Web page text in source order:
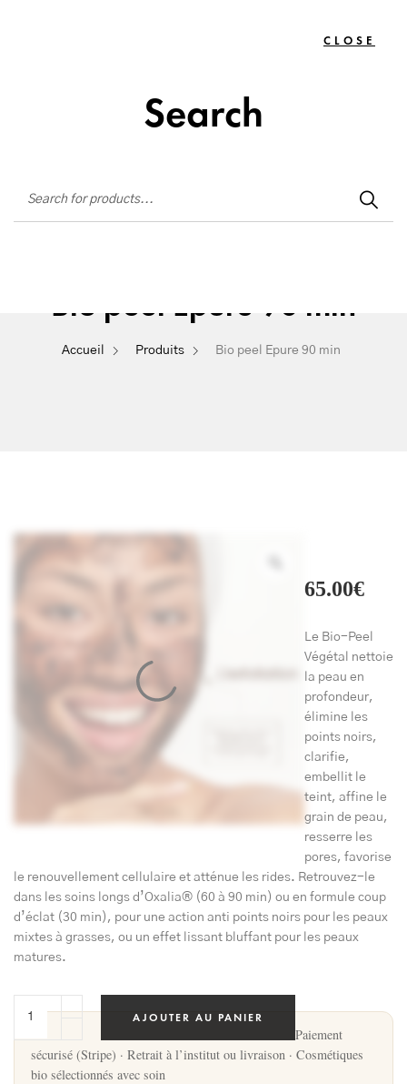
Search
CLOSE
Bio peel Epure 90 min
Accueil Produits Bio peel Epure 90 min
65.00€
Le Bio-Peel
Végétal nettoie
la peau en
profondeur,
élimine les
points noirs,
clarifie,
embellit le
teint, affine le
grain de peau,
resserre les
pores, favorise
le renouvellement cellulaire et atténue les rides. Retrouvez-le
dans les soins longs d’Oxalia® (60 à 90 min) ou en formule coup
d’éclat (30 min), pour une action anti points noirs pour les peaux
mixtes à grasses, ou un effet lissant bluffant pour les peaux
matures.
AJOUTER AU PANIER
Paiement
sécurisé (Stripe) · Retrait à l’institut ou livraison · Cosmétiques
bio sélectionnés avec soin